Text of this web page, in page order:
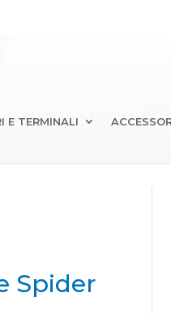
E TERMINALI
Spider